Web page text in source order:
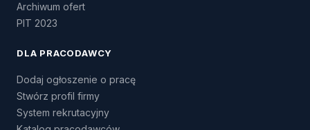
Archiwum ofert
PIT 2023
DLA PRACODAWCY
Dodaj ogłoszenie o pracę
Stwórz profil firmy
System rekrutacyjny